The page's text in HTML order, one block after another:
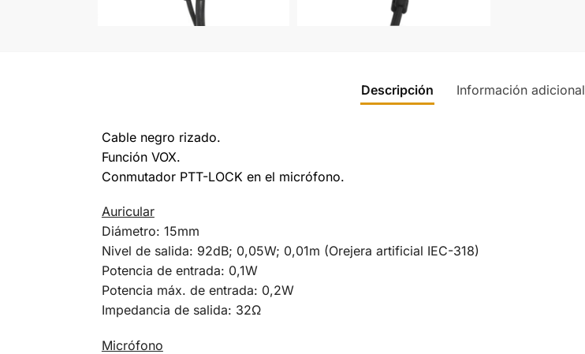
Descripción Información adicional
Cable negro rizado.
Función VOX.
Conmutador PTT-LOCK en el micrófono.
Auricular
Diámetro: 15mm
Nivel de salida: 92dB; 0,05W; 0,01m (Orejera artificial IEC-318)
Potencia de entrada: 0,1W
Potencia máx. de entrada: 0,2W
Impedancia de salida: 32Ω
Micrófono